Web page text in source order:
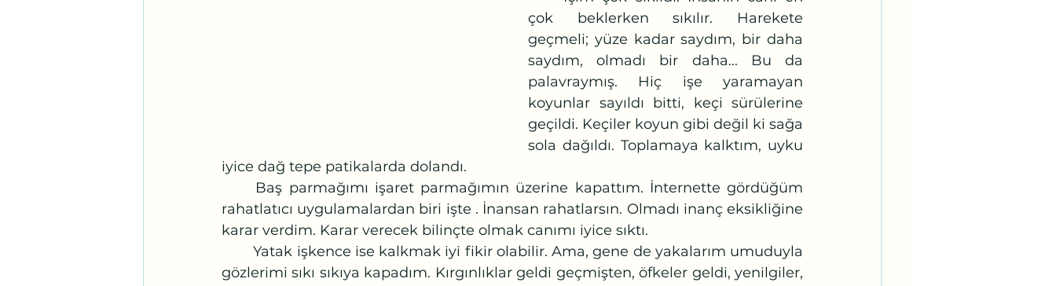
çok beklerken sıkılır. Harekete
geçmeli; yüze kadar saydım, bir daha
saydım, olmadı bir daha... Bu da
palavraymış. Hiç işe yaramayan
koyunlar sayıldı bitti, keçi sürülerine
geçildi. Keçiler koyun gibi değil ki sağa
sola dağıldı. Toplamaya kalktım, uyku
iyice dağ tepe patikalarda dolandı.
rahatlatıcı uygulamalardan biri işte . İnansan rahatlarsın. Olmadı inanç eksikliğine
karar verdim. Karar verecek bilinçte olmak canımı iyice sıktı.
	Yatak işkence ise kalkmak iyi fikir olabilir. Ama, gene de yakalarım umuduyla
gözlerimi sıkı sıkıya kapadım. Kırgınlıklar geldi geçmişten, öfkeler geldi, yenilgiler,